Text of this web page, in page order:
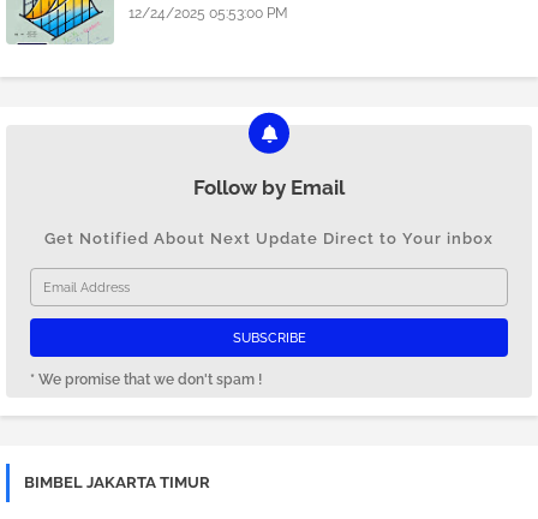
12/24/2025 05:53:00 PM
Follow by Email
Get Notified About Next Update Direct to Your inbox
* We promise that we don't spam !
BIMBEL JAKARTA TIMUR